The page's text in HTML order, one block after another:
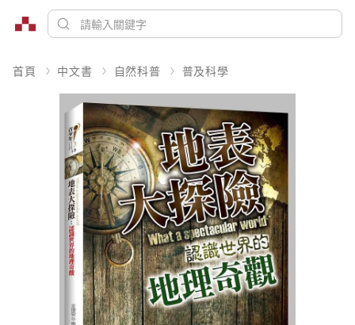
首頁 中文書 自然科普 普及科學